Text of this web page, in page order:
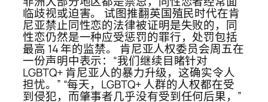
临歧视或迫害。 试图推翻英国殖民时代在肯
尼亚禁止同性恋的法律被证明是失败的，同
性恋仍然是一种应受惩罚的罪行，处罚包括
最高 14 年的监禁。 肯尼亚人权委员会周五在
一份声明中表示：“我们继续目睹针对
LGBTQ+ 肯尼亚人的暴力升级，这确实令人
担忧。” “每天，LGBTQ+ 人群的人权都在受
到侵犯，而肇事者几乎没有受到任何后果，”